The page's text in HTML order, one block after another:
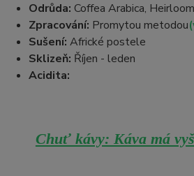
Odrůda: Coffea Arabica, Heirloom
Zpracování: Promytou metodou
Sušení: Africké postele
Sklizeň: Říjen - leden
Acidita:
Chuť kávy: Káva má